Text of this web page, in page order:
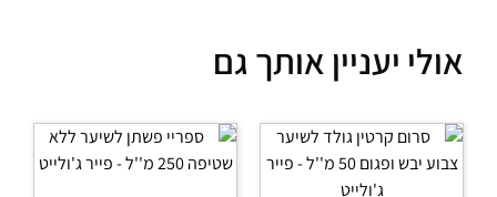
אולי יעניין אותך גם